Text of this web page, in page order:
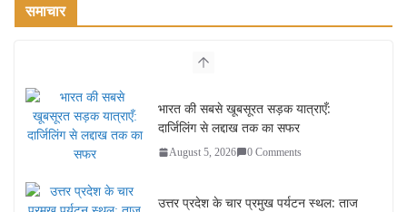
समाचार
भारत की सबसे खूबसूरत सड़क यात्राएँ:
दार्जिलिंग से लद्दाख तक का सफर
August 5, 2026 0 Comments
उत्तर प्रदेश के चार प्रमुख पर्यटन स्थल: ताज